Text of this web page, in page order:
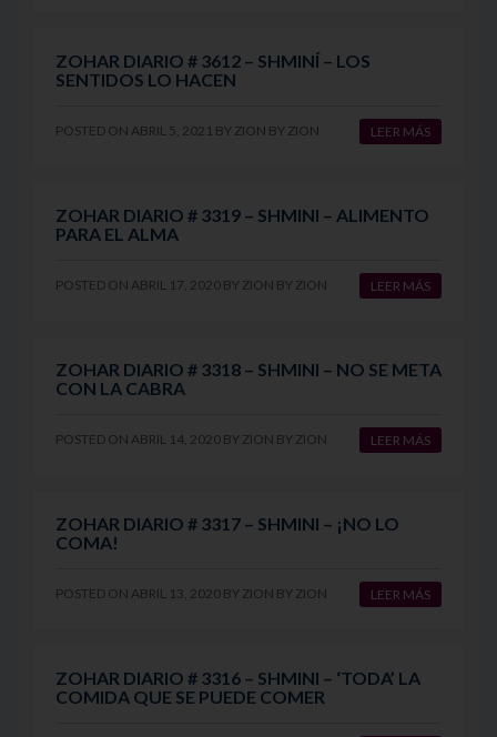
ZOHAR DIARIO # 3612 – SHMINÍ – LOS
SENTIDOS LO HACEN
POSTED ON ABRIL 5, 2021 BY ZION BY ZION LEER MÁS
ZOHAR DIARIO # 3319 – SHMINI – ALIMENTO
PARA EL ALMA
POSTED ON ABRIL 17, 2020 BY ZION BY ZION LEER MÁS
ZOHAR DIARIO # 3318 – SHMINI – NO SE META
CON LA CABRA
POSTED ON ABRIL 14, 2020 BY ZION BY ZION LEER MÁS
ZOHAR DIARIO # 3317 – SHMINI – ¡NO LO
COMA!
POSTED ON ABRIL 13, 2020 BY ZION BY ZION LEER MÁS
ZOHAR DIARIO # 3316 – SHMINI – ‘TODA’ LA
COMIDA QUE SE PUEDE COMER